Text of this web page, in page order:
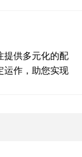
提供多元化的配
运作，助您实现